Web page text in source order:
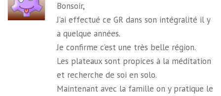
Bonsoir,
J’ai effectué ce GR dans son intégralité il y
a quelque années.
Je confirme c’est une très belle région.
Les plateaux sont propices à la méditation
et recherche de soi en solo.
Maintenant avec la famille on y pratique le